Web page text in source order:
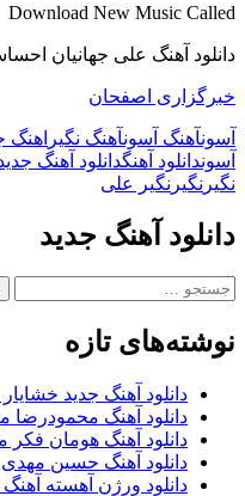
Download New Music Called
دانلود آهنگ علی جهانیان
خبرگزاری اصفحان
آسونآهنگ آسونآهنگ نگیر اهنگ
آسوندانلود آهنگدانلود آهنگ
نگیر نگیر نگیر علی
دانلود آهنگ جدید
جستجو
نوشته‌های تازه
دانلود آهنگ جدید
دانلود آهنگ محمودرضا
دانلود آهنگ هومان فکر
دانلود آهنگ حسین مهدی
دانلود ورژن آهسته